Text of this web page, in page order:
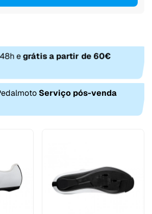
egrátis a partir de 60€
Serviço pós-venda